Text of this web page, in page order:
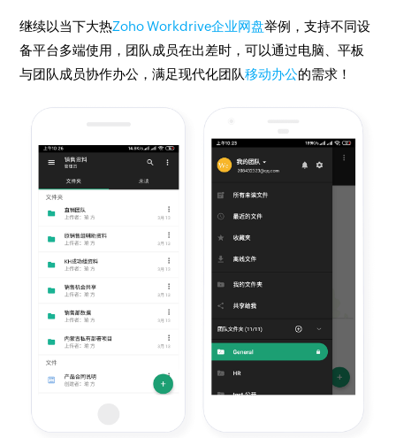
继续以当下大热Zoho Workdrive企业网盘举例，支持不同设
备平台多端使用，团队成员在出差时，可以通过电脑、平板
与团队成员协作办公，满足现代化团队移动办公的需求！